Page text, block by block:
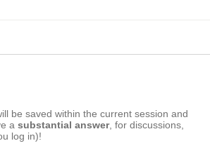
be saved within the current session and
a substantial answer, for discussions,
log in)!